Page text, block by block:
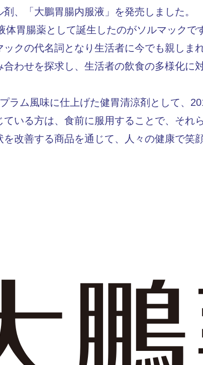
、「大鵬胃腸内服液」を発売しました。
胃腸薬として誕生したのがソルマックで
クの代名詞となり生活者に今でも親しま
わせを探求し、生活者の飲食の多様化に
ラム風味に仕上げた健胃清涼剤として、
いる方は、食前に服用することで、それ
改善する商品を通じて、人々の健康で笑